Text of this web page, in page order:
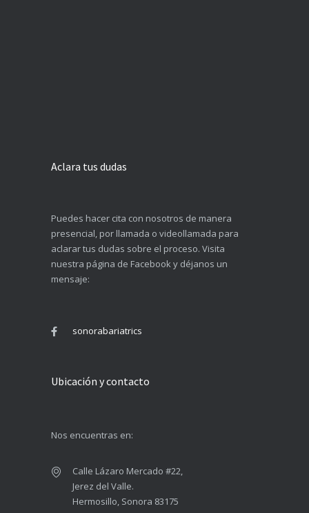
Aclara tus dudas
Puedes hacer cita con nosotros de manera
presencial, por llamada o videollamada para
aclarar tus dudas sobre el proceso. Visita
nuestra página de Facebook y déjanos un
mensaje:
sonorabariatrics
Ubicación y contacto
Nos encuentras en:
Calle Lázaro Mercado #22,
Jerez del Valle.
Hermosillo, Sonora 83175